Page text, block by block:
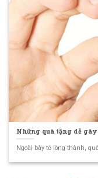
Những quà tặng dễ
Ngoài bày tỏ lòng thành,